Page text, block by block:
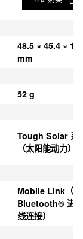
48.5 × 45.4 ×
mm
52 g
Tough Solar 系
（太阳能动力）
Mobile Link（
Bluetooth® 进
线连接）